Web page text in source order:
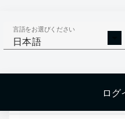
言語をお選びください
日本語
ログ